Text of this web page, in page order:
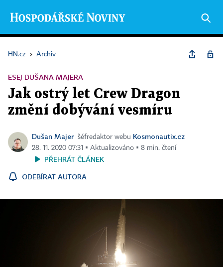
HN.cz › Archiv
ESEJ DUŠANA MAJERA
Jak ostrý let Crew Dragon
změní dobývání vesmíru
Dušan Majer šéfredaktor webu Kosmonautix.cz
28. 11. 2020 07:31 ▪ Aktualizováno ▪ 8 min. čtení
PŘEHRÁT ČLÁNEK
ODEBÍRAT AUTORA